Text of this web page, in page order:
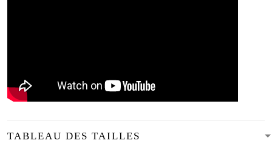
TABLEAU DES TAILLES